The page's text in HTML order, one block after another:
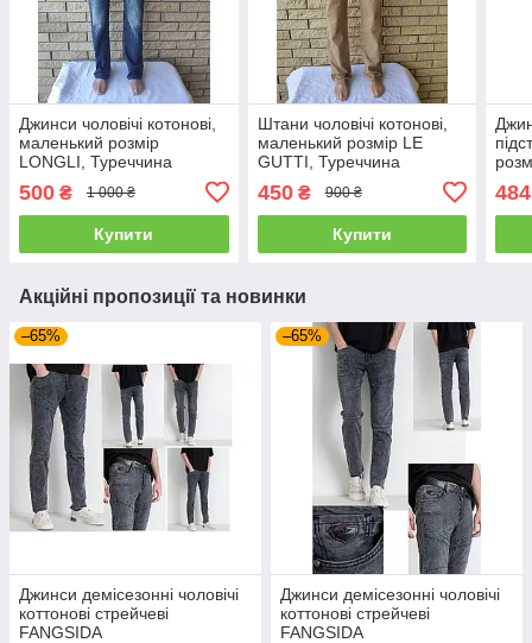
Джинси чоловічі котонові,
маленький розмір
LONGLI, Туреччина
500 ₴ 1 000 ₴
Купити
Штани чоловічі котонові,
маленький розмір LE
GUTTI, Туреччина
450₴ 900 ₴
Купити
484
Акційні пропозиції та новинки
–65%
Джинси демісезонні чоловічі
коттонові стрейчеві
FANGSIDA
–65%
Джинси демісезонні чоловічі
коттонові стрейчеві
FANGSIDA